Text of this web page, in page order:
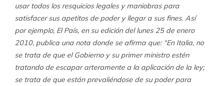
usar todos los resquicios legales y maniobras para
satisfacer sus apetitos de poder y llegar a sus fines. Así
por ejemplo, El País, en su edición del lunes 25 de enero
2010, publica una nota donde se afirma que: “En Italia, no
se trata de que el Gobierno y su primer ministro estén
tratando de escapar arteramente a la aplicación de la ley;
se trata de que están prevaliéndose de su poder para